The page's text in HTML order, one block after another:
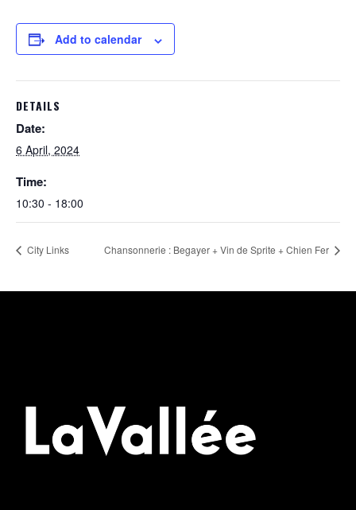
Add to calendar
DETAILS
Date:
6 April, 2024
Time:
10:30 - 18:00
City Links Chansonnerie : Begayer + Vin de Sprite + Chien Fer